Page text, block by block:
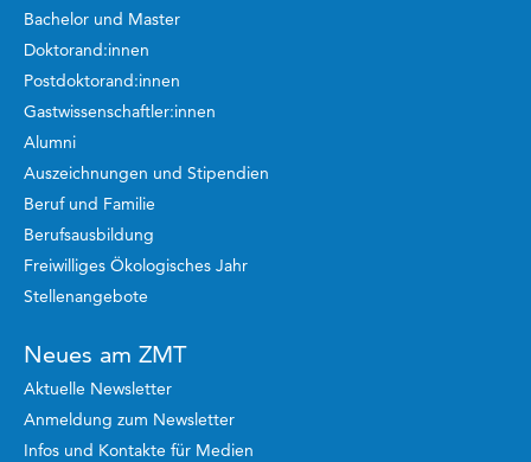
Bachelor und Master
Doktorand:innen
Postdoktorand:innen
Gastwissenschaftler:innen
Alumni
Auszeichnungen und Stipendien
Beruf und Familie
Berufsausbildung
Freiwilliges Ökologisches Jahr
Stellenangebote
Neues am ZMT
Aktuelle Newsletter
Anmeldung zum Newsletter
Infos und Kontakte für Medien